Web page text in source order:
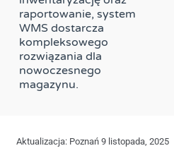
raportowanie, system
WMS dostarcza
kompleksowego
rozwiązania dla
nowoczesnego
magazynu.
Aktualizacja: Poznań 9 listopada, 2025